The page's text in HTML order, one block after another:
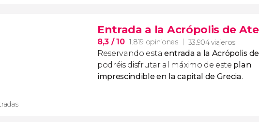
Entrada a la Acrópolis de
8,3 / 10 1.819 opiniones 33.904 viajeros
Reservando esta entrada a la Acrópolis
podréis disfrutar al máximo de este plan
imprescindible en la capital de Grecia.